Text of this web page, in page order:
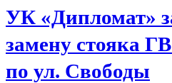
УК «Дипломат»
замену стояка
по ул. Свободы